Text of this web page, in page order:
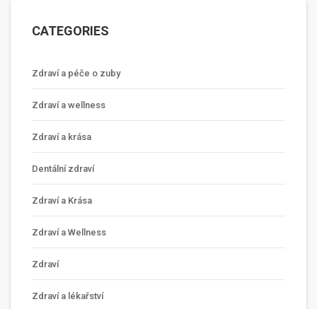
CATEGORIES
Zdraví a péče o zuby
Zdraví a wellness
Zdraví a krása
Dentální zdraví
Zdraví a Krása
Zdraví a Wellness
Zdraví
Zdraví a lékařství